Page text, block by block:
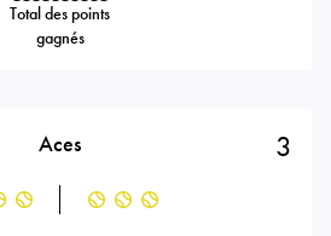
Total des points
gagnés
Aces 3